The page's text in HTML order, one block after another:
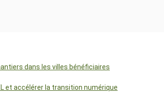
dans les villes bénéficiaires
et accélérer la transition numérique